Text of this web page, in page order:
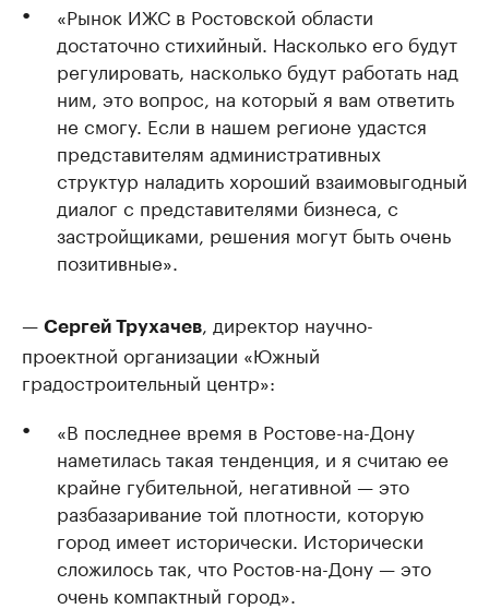
«Рынок ИЖС в Ростовской области
достаточно стихийный. Насколько его будут
регулировать, насколько будут работать над
ним, это вопрос, на который я вам ответить
не смогу. Если в нашем регионе удастся
представителям административных
структур наладить хороший взаимовыгодный
диалог с представителями бизнеса, с
застройщиками, решения могут быть очень
позитивные».
— Сергей Трухачев
, директор научно-
проектной организации «Южный
градостроительный центр»:
«В последнее время в Ростове-на-Дону
наметилась такая тенденция, и я считаю ее
крайне губительной, негативной — это
разбазаривание той плотности, которую
город имеет исторически. Исторически
сложилось так, что Ростов-на-Дону — это
очень компактный город».